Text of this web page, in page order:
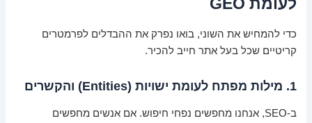
כדי להמחיש את השוני, בואו נפרק את ההבדלים לפרמטרים
קריטיים שכל בעל אתר חייב להכיר.
1. מילות מפתח לעומת ישויות (Entities) והקשרים
ב-SEO, אנחנו מחפשים נפחי חיפוש. אם אנשים מחפשים